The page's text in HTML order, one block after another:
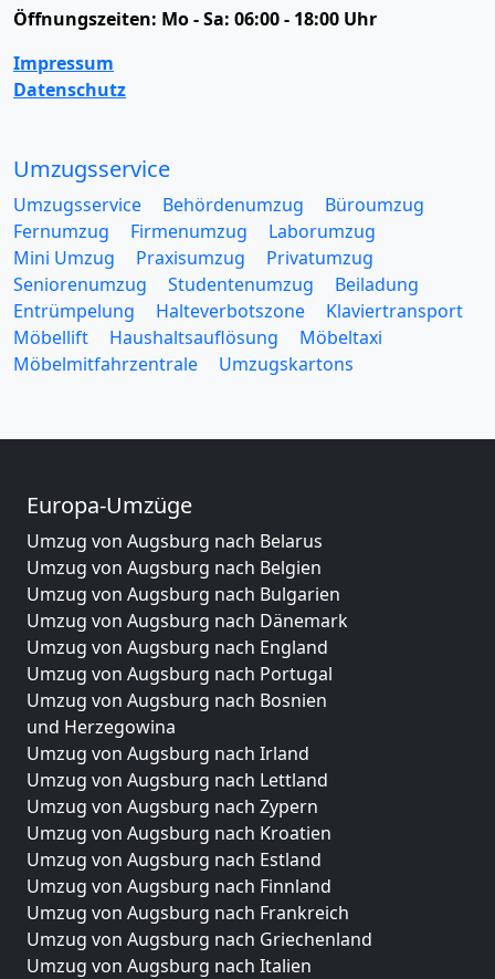
Öffnungszeiten: Mo - Sa: 06:00 - 18:00 Uhr
Impressum
Datenschutz
Umzugsservice
Umzugsservice Behördenumzug
Büroumzug
Fernumzug
Firmenumzug
Laborumzug
Mini Umzug
Praxisumzug
Privatumzug
Seniorenumzug
Studentenumzug
Beiladung
Entrümpelung
Halteverbotszone
Klaviertransport
Möbellift
Haushaltsauflösung
Möbeltaxi
Möbelmitfahrzentrale
Umzugskartons
Europa-Umzüge
Umzug von Augsburg nach Belarus
Umzug von Augsburg nach Belgien
Umzug von Augsburg nach Bulgarien
Umzug von Augsburg nach Dänemark
Umzug von Augsburg nach England
Umzug von Augsburg nach Portugal
Umzug von Augsburg nach Bosnien
und Herzegowina
Umzug von Augsburg nach Irland
Umzug von Augsburg nach Lettland
Umzug von Augsburg nach Zypern
Umzug von Augsburg nach Kroatien
Umzug von Augsburg nach Estland
Umzug von Augsburg nach Finnland
Umzug von Augsburg nach Frankreich
Umzug von Augsburg nach Griechenland
Umzug von Augsburg nach Italien